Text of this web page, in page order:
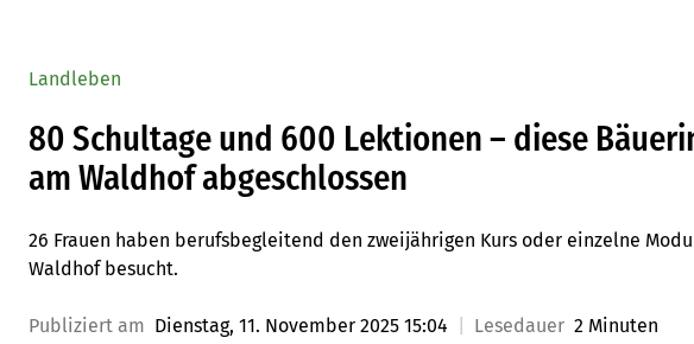
Landleben
80 Schultage und 600 Lektionen – diese
am Waldhof abgeschlossen
26 Frauen haben berufsbegleitend den zweijährigen Kurs oder einzelne
Waldhof besucht.
Publiziert am Dienstag, 11. November 2025 15:04 Lesedauer 2 Minuten